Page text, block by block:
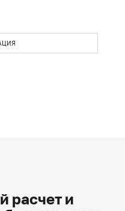
расчет и